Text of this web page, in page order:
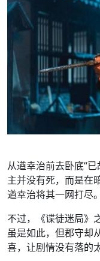
从遒幸治前去卧底“
主并没有死，而是在
遒幸治将其一网打尽。
不过，《谍徒迷局》
虽是如此，但郡守却
喜，让剧情没有落的